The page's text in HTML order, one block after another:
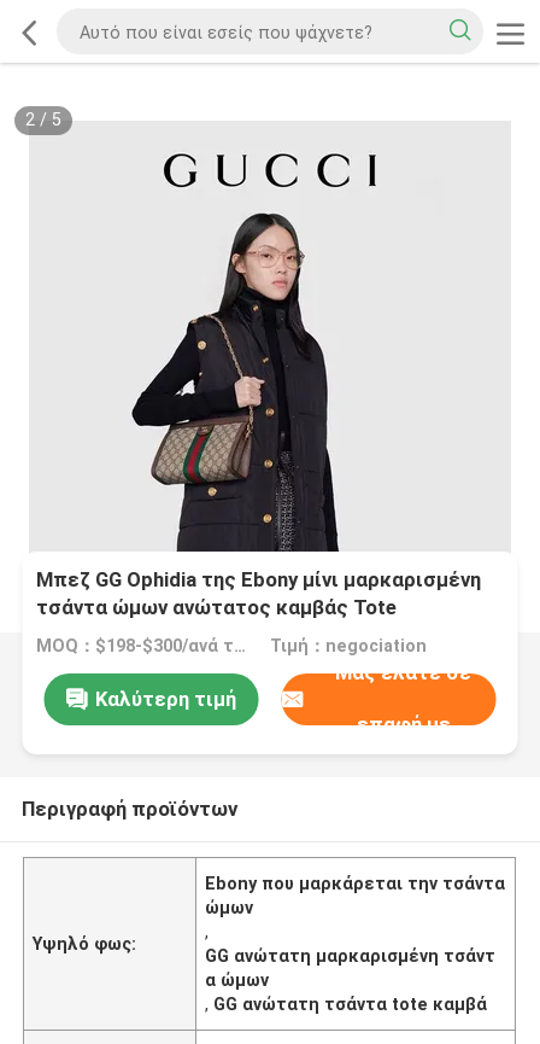
2/ 5
Μπεζ GG Ophidia της Ebony μίνι μαρκαρισμένη
τσάντα ώμων ανώτατος καμβάς Tote
MOQ：$198-$300/ανά τσάντα Τιμή：negociation
Καλύτερη τιμή
Μας ελάτε σε
επαφή με
Περιγραφή προϊόντων
Υψηλό φως:
Ebony που μαρκάρεται την τσάντα
ώμων
,
GG ανώτατη μαρκαρισμένη τσάντ
α ώμων
, GG ανώτατη τσάντα tote καμβά